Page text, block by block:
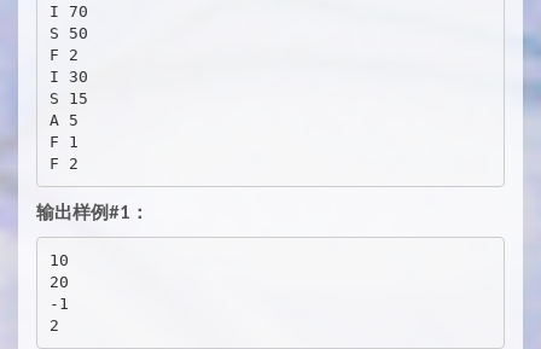
I 70
S 50
F 2
I 30
S 15
A 5
F 1
输出样例#1：
10
20
-1